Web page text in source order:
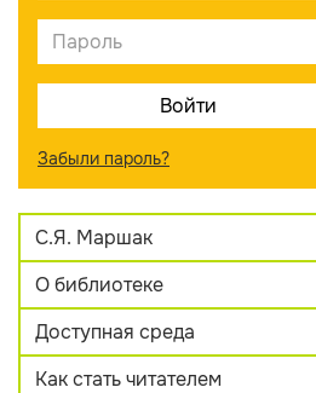
Забыли пароль?
С.Я. Маршак
О библиотеке
Доступная среда
Как стать читателем